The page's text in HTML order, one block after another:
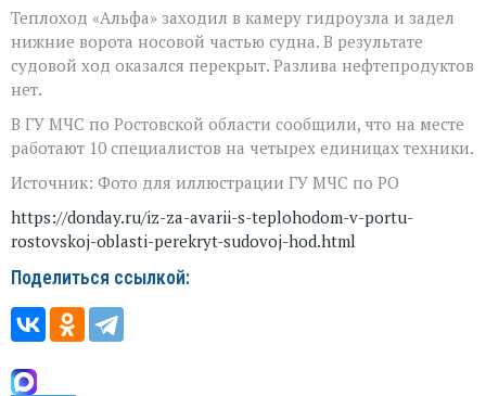
Теплоход «Альфа» заходил в камеру гидроузла и задел
нижние ворота носовой частью судна. В результате
судовой ход оказался перекрыт. Разлива нефтепродуктов
нет.
В ГУ МЧС по Ростовской области сообщили, что на месте
работают 10 специалистов на четырех единицах техники.
Источник: Фото для иллюстрации ГУ МЧС по РО
https://donday.ru/iz-za-avarii-s-teplohodom-v-portu-
rostovskoj-oblasti-perekryt-sudovoj-hod.html
Поделиться ссылкой: